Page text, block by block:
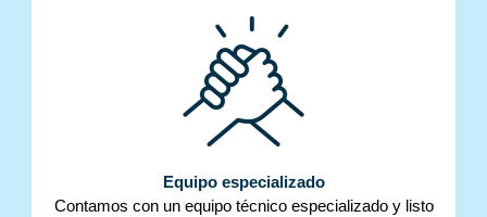
Equipo especializado
Contamos con un equipo técnico especializado y listo